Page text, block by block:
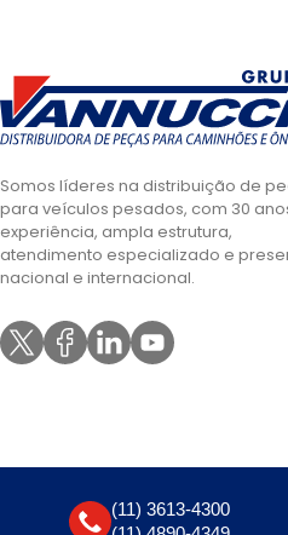
Somos líderes na distribuição de
para veículos pesados, com 30
experiência, ampla estrutura,
atendimento especializado e
nacional e internacional.
(11) 3613-4300